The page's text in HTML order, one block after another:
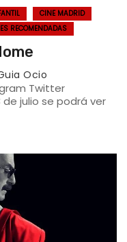
CINE MADRID
RECOMENDADAS
Ocio
Twitter
julio se podrá ver